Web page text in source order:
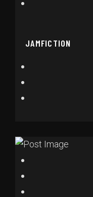
JAMFICTION